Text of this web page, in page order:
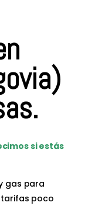
si estás
gas para
poco